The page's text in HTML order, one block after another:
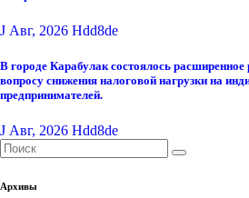
J Авг, 2026 Hdd8de
В городе Карабулак состоялось расширенное
вопросу снижения налоговой нагрузки на
предпринимателей.
J Авг, 2026 Hdd8de
Архивы